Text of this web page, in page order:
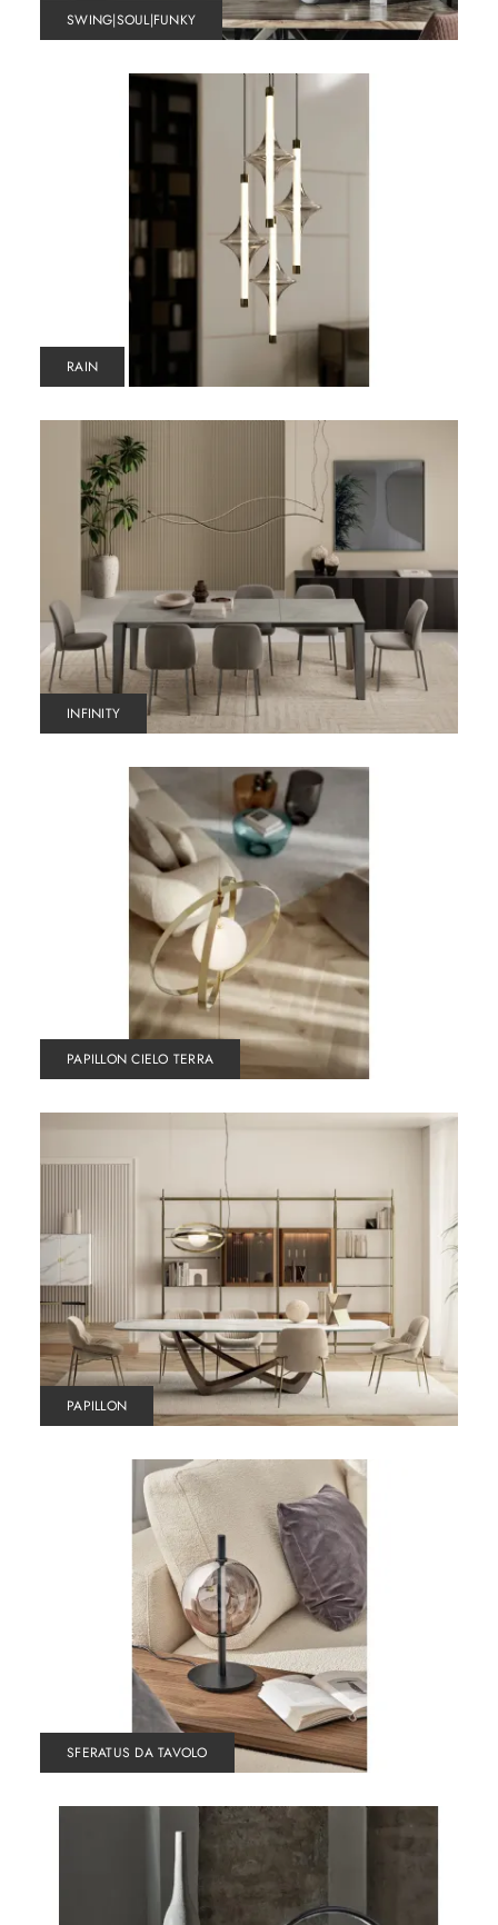
SWING|SOUL|FUNKY
RAIN
INFINITY
PAPILLON CIELO TERRA
PAPILLON
SFERATUS DA TAVOLO